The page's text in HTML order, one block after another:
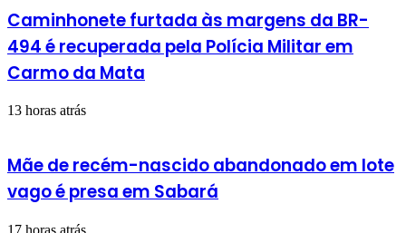
Caminhonete furtada às margens da BR-
494 é recuperada pela Polícia Militar em
Carmo da Mata
13 horas atrás
Mãe de recém-nascido abandonado em lote
vago é presa em Sabará
17 horas atrás